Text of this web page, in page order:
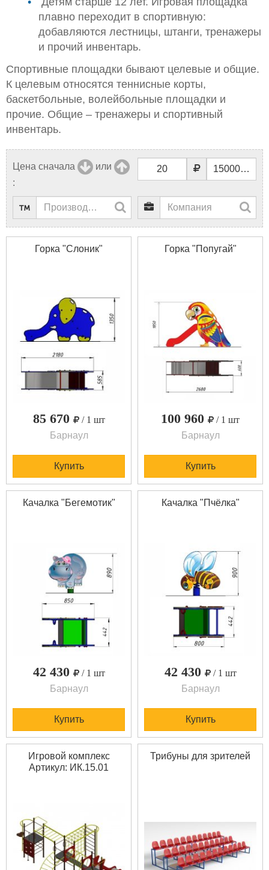
плавно переходит в спортивную:
добавляются лестницы, штанги, тренажеры
и прочий инвентарь.
Спортивные площадки бывают целевые и общие.
К целевым относятся теннисные корты,
баскетбольные, волейбольные площадки и
прочие. Общие – тренажеры и спортивный
инвентарь.
Цена сначала
или
:
Горка "Слоник"
85 670
/ 1 шт
Барнаул
Купить
Горка "Попугай"
100 960
/ 1 шт
Барнаул
Купить
Качалка "Бегемотик"
42 430
/ 1 шт
Барнаул
Купить
Качалка "Пчёлка"
42 430
/ 1 шт
Барнаул
Купить
Игровой комплекс
Артикул: ИК.15.01
Трибуны для зрителей